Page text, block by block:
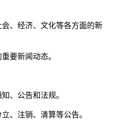
、经济、文化等各方面的新
要新闻动态。
、公告和法规。
、注销、清算等公告。